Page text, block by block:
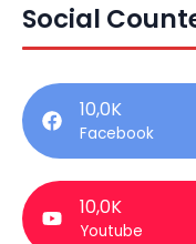
Social
10,0K
Facebook
10,0K
Youtube